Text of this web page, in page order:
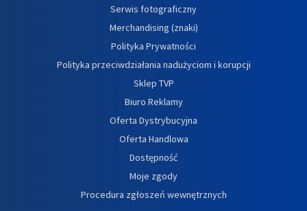
Serwis fotograficzny
Merchandising (znaki)
Polityka Prywatności
Polityka przeciwdziałania nadużyciom i korupcji
Sklep TVP
Biuro Reklamy
Oferta Dystrybucyjna
Oferta Handlowa
Dostępność
Moje zgody
Procedura zgłoszeń wewnętrznych